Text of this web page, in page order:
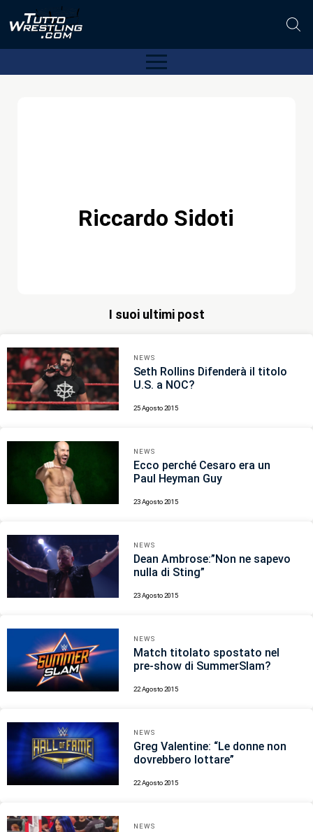
Riccardo Sidoti
I suoi ultimi post
NEWS
Seth Rollins Difenderà il titolo
U.S. a NOC?
25 Agosto 2015
NEWS
Ecco perché Cesaro era un
Paul Heyman Guy
23 Agosto 2015
NEWS
Dean Ambrose:”Non ne sapevo
nulla di Sting”
23 Agosto 2015
NEWS
Match titolato spostato nel
pre-show di SummerSlam?
22 Agosto 2015
NEWS
Greg Valentine: “Le donne non
dovrebbero lottare”
22 Agosto 2015
NEWS